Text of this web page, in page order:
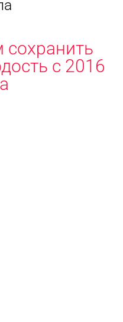
с 2016